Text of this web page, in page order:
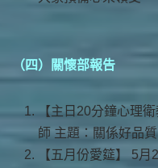
（四）關懷部報告
【主日20分鐘心理
師 主題：關係好品
【五月份愛筵】 5